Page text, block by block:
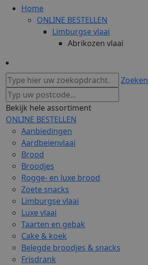
Home
ONLINE BESTELLEN
Limburgse vlaai
Abrikozen vlaai
Zoeken
Bekijk hele assortiment
ONLINE BESTELLEN
Aanbiedingen
Aardbeienvlaai
Brood
Broodjes
Rogge- en luxe brood
Zoete snacks
Limburgse vlaai
Luxe vlaai
Taarten en gebak
Cake & koek
Belegde broodjes & snacks
Frisdrank